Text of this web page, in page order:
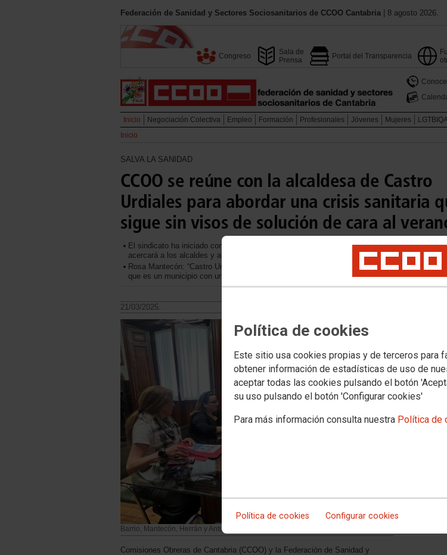
Política de cookies
Este sitio usa cookies propias y de terceros para
obtener información de estadísticas de uso de
aceptar todas las cookies pulsando el botón
su uso pulsando el botón 'Configurar cookies'
Para más información consulta nuestra Política de
Política de cookies Configurar cookies
Federación de Sanidad y Sectores Sociosanitarios de CCOO Cantabria | 8 agosto 2026.
Congreso
Sala de
Prensa
Portal del Transparencia
Inicio Negociación Colectiva Empleo Formación Profesionales Jóvenes Mujeres
Inicio
SALVA LA SANIDAD
CCOO se reúne con la alcaldesa de Castro
Urdiales para abordar una crisis sanitaria
sigue sin visos de solución de cara al
El sindicato ha iniciado con Susana Herrán la segunda fase de su campaña ‘Salva la
acercará a los alcaldes y alcaldesas de los principales municipios de la región
Rosa Mantecón: “Castro Urdiales sufre los problemas de la gestión sanitaria actual con el
que es un municipio con una alta población flotante”
21/03/2025.
Barrio, Mantecón, Herrán y Antuñano
Comisiones Obreras de Cantabria (CCOO) y la Federación de Sanidad y